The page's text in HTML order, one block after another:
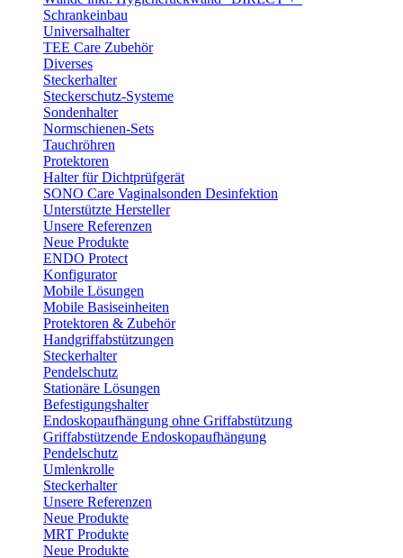
Schrankeinbau
Universalhalter
TEE Care Zubehör
Diverses
Steckerhalter
Steckerschutz-Systeme
Sondenhalter
Normschienen-Sets
Tauchröhren
Protektoren
Halter für Dichtprüfgerät
SONO Care Vaginalsonden Desinfektion
Unterstützte Hersteller
Unsere Referenzen
Neue Produkte
ENDO Protect
Konfigurator
Mobile Lösungen
Mobile Basiseinheiten
Protektoren & Zubehör
Handgriffabstützungen
Steckerhalter
Pendelschutz
Stationäre Lösungen
Befestigungshalter
Endoskopaufhängung ohne Griffabstützung
Griffabstützende Endoskopaufhängung
Pendelschutz
Umlenkrolle
Steckerhalter
Unsere Referenzen
Neue Produkte
MRT Produkte
Neue Produkte